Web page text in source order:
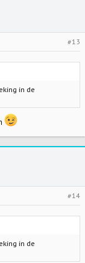
#13
in de
#14
in de